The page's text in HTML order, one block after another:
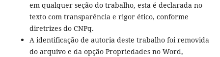
em qualquer seção do trabalho, esta é declarada no
texto com transparência e rigor ético, conforme
diretrizes do CNPq.
A identificação de autoria deste trabalho foi removida
do arquivo e da opção Propriedades no Word,